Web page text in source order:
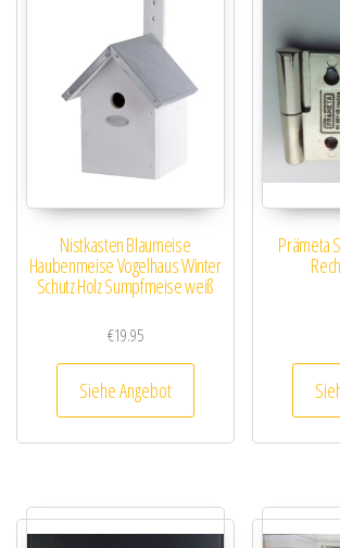
Nistkasten Blaumeise
Haubenmeise Vogelhaus Winter
Schutz Holz Sumpfmeise weiß
€19.95
Siehe Angebot
Prämeta